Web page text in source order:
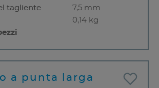
tagliente
7,5 mm
0,14 kg
a punta larga